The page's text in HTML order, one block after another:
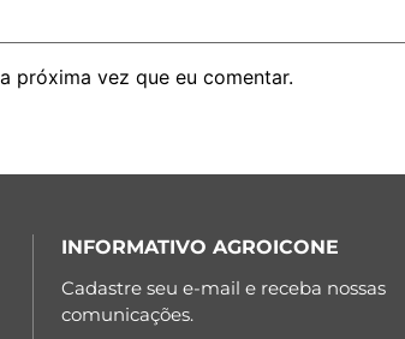
próxima vez que eu comentar.
INFORMATIVO AGROICONE
Cadastre seu e-mail e receba nossas
comunicações.